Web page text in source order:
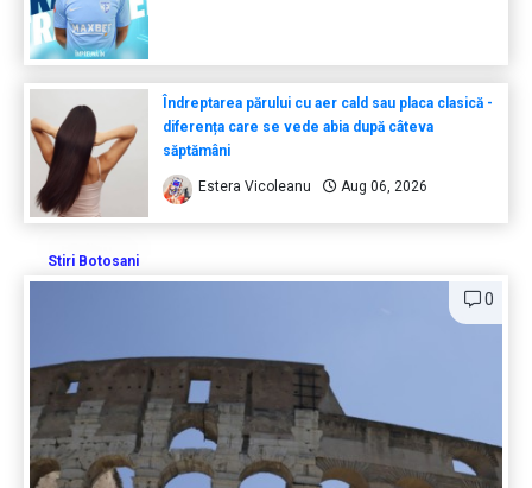
Îndreptarea părului cu aer cald sau placa clasică -
diferența care se vede abia după câteva
săptămâni
Estera Vicoleanu Aug 06, 2026
Stiri Botosani
0